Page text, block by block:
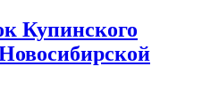
Купинского